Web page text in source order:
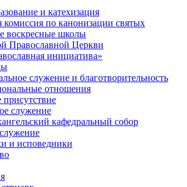
и катехизация
комиссия по канонизации святых
воскресные школы
Православной Церкви
инициатива»
служение и благотворительность
отношения
служение
кафедральный собор
и исповедники